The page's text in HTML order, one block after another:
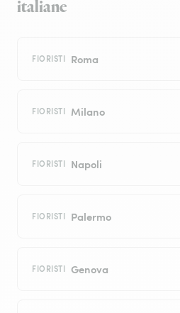
italiane
FIORISTI Roma
FIORISTI Milano
FIORISTI Napoli
FIORISTI Palermo
FIORISTI Genova